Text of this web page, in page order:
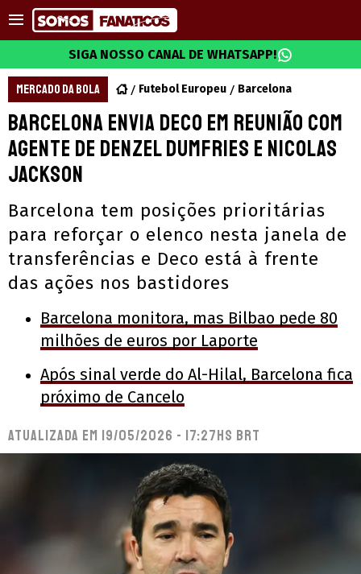
SIGA NOSSO CANAL DE WHATSAPP!
MERCADO DA BOLA Futebol Europeu Barcelona
Barcelona envia Deco em reunião com
agente de Denzel Dumfries e Nicolas
Jackson
Barcelona tem posições prioritárias
para reforçar o elenco nesta janela de
transferências e Deco está à frente
das ações nos bastidores
Barcelona monitora, mas Bilbao pede 80
milhões de euros por Laporte
Após sinal verde do Al-Hilal, Barcelona fica
próximo de Cancelo
Atualizada em 19/05/2026 - 17:27hs BRT